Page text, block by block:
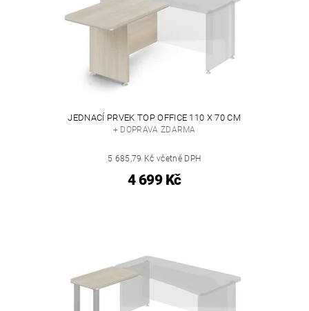
JEDNACÍ PRVEK TOP OFFICE 110 X 70 CM
+ DOPRAVA ZDARMA
5 685,79 Kč včetně DPH
4 699 Kč